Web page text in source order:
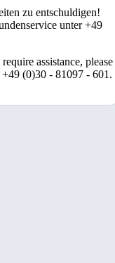
zu entschuldigen!
unter +49
assistance, please
(0)30 - 81097 - 601.